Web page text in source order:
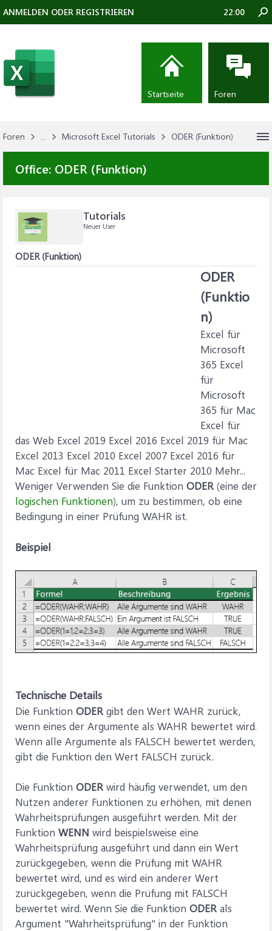
Foren ... Microsoft Excel Tutorials ODER (Funktion)
Office: ODER (Funktion)
Tutorials
Neuer User
ODER (Funktion)
ODER
(Funktio
n)
Excel für
Microsoft
365 Excel
für
Microsoft
365 für Mac
Excel für
das Web Excel 2019 Excel 2016 Excel 2019 für Mac
Excel 2013 Excel 2010 Excel 2007 Excel 2016 für
Mac Excel für Mac 2011 Excel Starter 2010 Mehr...
Weniger Verwenden Sie die Funktion ODER (eine der
logischen Funktionen), um zu bestimmen, ob eine
Bedingung in einer Prüfung WAHR ist.
Beispiel
Technische Details
Die Funktion ODER gibt den Wert WAHR zurück,
wenn eines der Argumente als WAHR bewertet wird.
Wenn alle Argumente als FALSCH bewertet werden,
gibt die Funktion den Wert FALSCH zurück.
Die Funktion ODER wird häufig verwendet, um den
Nutzen anderer Funktionen zu erhöhen, mit denen
Wahrheitsprüfungen ausgeführt werden. Mit der
Funktion WENN wird beispielsweise eine
Wahrheitsprüfung ausgeführt und dann ein Wert
zurückgegeben, wenn die Prüfung mit WAHR
bewertet wird, und es wird ein anderer Wert
zurückgegeben, wenn die Prüfung mit FALSCH
bewertet wird. Wenn Sie die Funktion ODER als
Argument "Wahrheitsprüfung" in der Funktion
ANMELDEN ODER REGISTRIEREN 22:00
Startseite Foren